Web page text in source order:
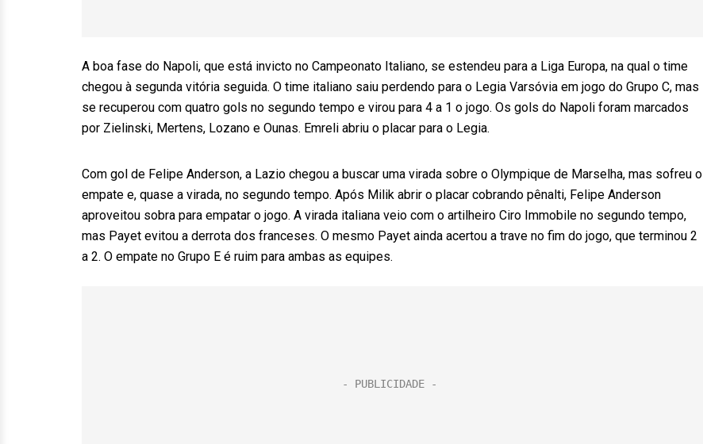
A boa fase do Napoli, que está invicto no Campeonato Italiano, se estendeu para a Liga Europa, na qual o time
chegou à segunda vitória seguida. O time italiano saiu perdendo para o Legia Varsóvia em jogo do Grupo C, mas
se recuperou com quatro gols no segundo tempo e virou para 4 a 1 o jogo. Os gols do Napoli foram marcados
por Zielinski, Mertens, Lozano e Ounas. Emreli abriu o placar para o Legia.
Com gol de Felipe Anderson, a Lazio chegou a buscar uma virada sobre o Olympique de Marselha, mas sofreu o
empate e, quase a virada, no segundo tempo. Após Milik abrir o placar cobrando pênalti, Felipe Anderson
aproveitou sobra para empatar o jogo. A virada italiana veio com o artilheiro Ciro Immobile no segundo tempo,
mas Payet evitou a derrota dos franceses. O mesmo Payet ainda acertou a trave no fim do jogo, que terminou 2
a 2. O empate no Grupo E é ruim para ambas as equipes.